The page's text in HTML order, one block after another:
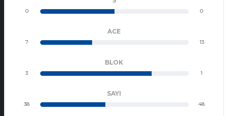
0 0
ACE
7 13
BLOK
3 1
SAYI
38 48